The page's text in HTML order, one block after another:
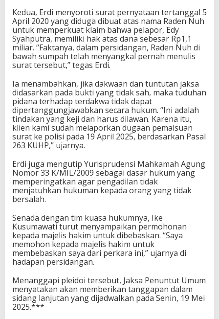
Kedua, Erdi menyoroti surat pernyataan tertanggal 5
April 2020 yang diduga dibuat atas nama Raden Nuh
untuk memperkuat klaim bahwa pelapor, Edy
Syahputra, memiliki hak atas dana sebesar Rp1,1
miliar. “Faktanya, dalam persidangan, Raden Nuh di
bawah sumpah telah menyangkal pernah menulis
surat tersebut,” tegas Erdi.
Ia menambahkan, jika dakwaan dan tuntutan jaksa
didasarkan pada bukti yang tidak sah, maka tuduhan
pidana terhadap terdakwa tidak dapat
dipertanggungjawabkan secara hukum. “Ini adalah
tindakan yang keji dan harus dilawan. Karena itu,
klien kami sudah melaporkan dugaan pemalsuan
surat ke polisi pada 19 April 2025, berdasarkan Pasal
263 KUHP,” ujarnya.
Erdi juga mengutip Yurisprudensi Mahkamah Agung
Nomor 33 K/MIL/2009 sebagai dasar hukum yang
memperingatkan agar pengadilan tidak
menjatuhkan hukuman kepada orang yang tidak
bersalah.
Senada dengan tim kuasa hukumnya, Ike
Kusumawati turut menyampaikan permohonan
kepada majelis hakim untuk dibebaskan. “Saya
memohon kepada majelis hakim untuk
membebaskan saya dari perkara ini,” ujarnya di
hadapan persidangan.
Menanggapi pleidoi tersebut, Jaksa Penuntut Umum
menyatakan akan memberikan tanggapan dalam
sidang lanjutan yang dijadwalkan pada Senin, 19 Mei
2025.***